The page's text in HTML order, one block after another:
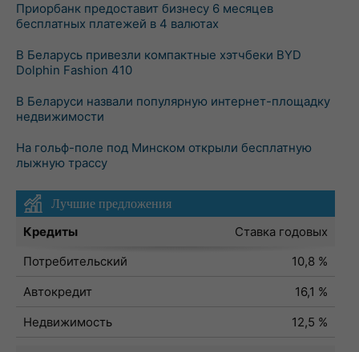
Приорбанк предоставит бизнесу 6 месяцев
бесплатных платежей в 4 валютах
В Беларусь привезли компактные хэтчбеки BYD
Dolphin Fashion 410
В Беларуси назвали популярную интернет-площадку
недвижимости
На гольф-поле под Минском открыли бесплатную
лыжную трассу
Лучшие предложения
Кредиты
Ставка годовых
Потребительский
10,8 %
Автокредит
16,1 %
Недвижимость
12,5 %